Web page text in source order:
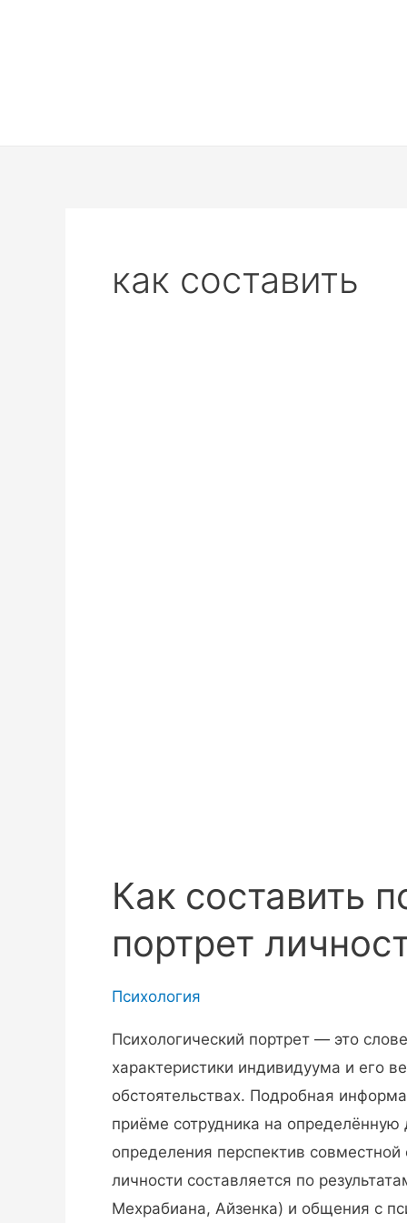
как составить
Как составить
портрет
Психология
Психологический портрет — это
характеристики индивидуума и его
обстоятельствах. Подробная
приёме сотрудника на
определения перспектив
личности составляется по
Мехрабиана, Айзенка) и общения с